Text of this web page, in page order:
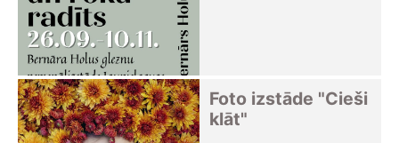
Foto izstāde "Cieši
klāt"